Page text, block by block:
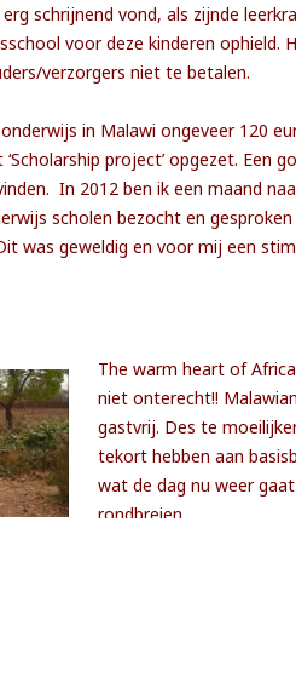
schrijnend vond, als zijnde
voor deze kinderen ophield.
verzorgers niet te betalen.
in Malawi ongeveer 120
‘Scholarship project’ opgezet.
In 2012 ben ik een maand
scholen bezocht en
was geweldig en voor mij een
The warm heart of
niet onterecht!!
gastvrij. Des te
tekort hebben aan
wat de dag nu weer
rondbreien.